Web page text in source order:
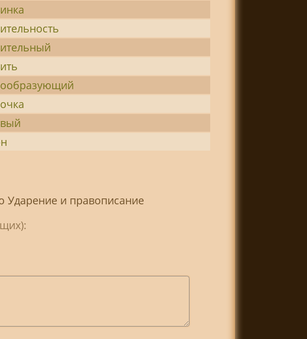
Ударение и правописание